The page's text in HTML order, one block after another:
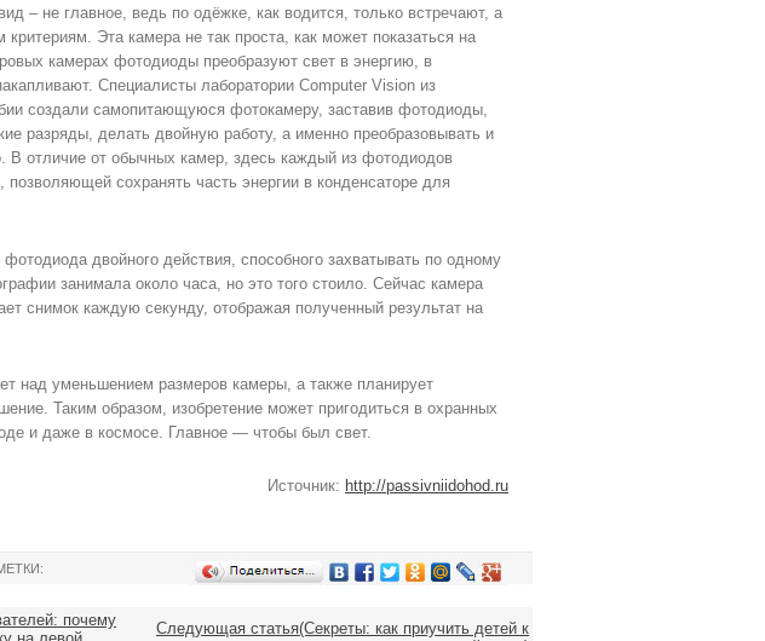
– не главное, ведь по одёжке, как водится, только встречают, а
Эта камера не так проста, как может показаться на
камерах фотодиоды преобразуют свет в энергию, в
Специалисты лаборатории Computer Vision из
создали самопитающуюся фотокамеру, заставив фотодиоды,
разряды, делать двойную работу, а именно преобразовывать и
В отличие от обычных камер, здесь каждый из фотодиодов
сохранять часть энергии в конденсаторе для
двойного действия, способного захватывать по одному
занимала около часа, но это того стоило. Сейчас камера
снимок каждую секунду, отображая полученный результат на
над уменьшением размеров камеры, а также планирует
Таким образом, изобретение может пригодиться в охранных
и даже в космосе. Главное — чтобы был свет.
Источник: http://passivniidohod.ru
почему
Следующая статья(Секреты: как приучить детей к